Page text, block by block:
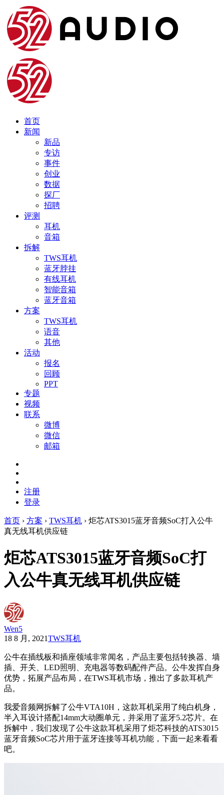
首页
新闻
新品
专访
事件
创业
数据
探厂
招聘
评测
耳机
音箱
拆解
TWS耳机
蓝牙脖挂
有线耳机
智能音箱
蓝牙音箱
方案
TWS耳机
语音
其他
活动
报名
回顾
PPT
专题
视频
联系
微博
微信
邮箱
注册
登录
首页 › 方案 › TWS耳机 › 炬芯ATS3015蓝牙音频SoC打入公牛
真无线耳机供应链
炬芯ATS3015蓝牙音频SoC打
入公牛真无线耳机供应链
Wen5
18 8 月, 2021TWS耳机
公牛在插线板和插座领域非常闻名，产品主要包括转换器、墙
插、开关、LED照明、充电器等数码配件产品。公牛发挥自身
优势，拓展产品布局，在TWS耳机市场，推出了多款耳机产
品。
我爱音频网拆解了公牛VTA10H，这款耳机采用了纯白机身，
半入耳设计搭配14mm大动圈单元，并采用了蓝牙5.2芯片。在
拆解中，我们发现了公牛这款耳机采用了炬芯科技的ATS3015
蓝牙音频SoC芯片用于蓝牙连接等耳机功能，下面一起来看看
吧。